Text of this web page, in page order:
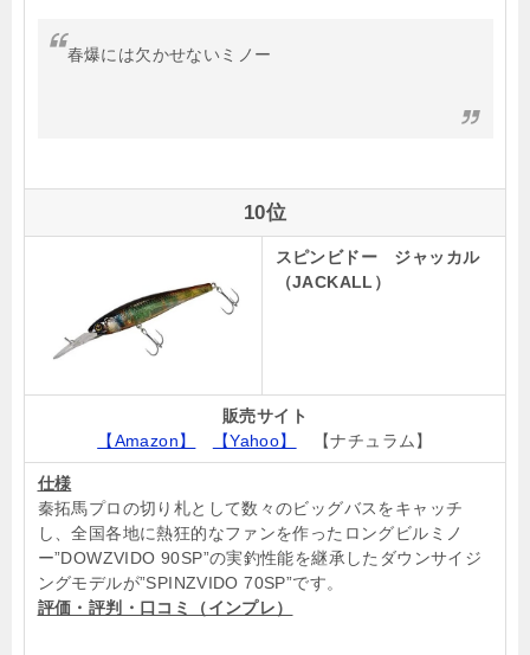
春爆には欠かせないミノー
10位
スピンビドー ジャッカル
（JACKALL）
販売サイト
【Amazon】
【Yahoo】 【ナチュラム】
仕様
秦拓馬プロの切り札として数々のビッグバスをキャッチ
し、全国各地に熱狂的なファンを作ったロングビルミノ
ー”DOWZVIDO 90SP”の実釣性能を継承したダウンサイジ
ングモデルが”SPINZVIDO 70SP”です。
評価・評判・口コミ（インプレ）